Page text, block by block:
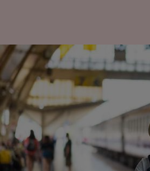
aktiv abfragen.
Informationen auf
Personalisierte
von
Inhalten,
Entwicklung und
Angeboten.